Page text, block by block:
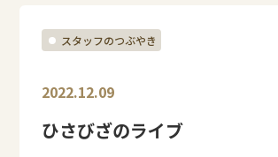
スタッフのつぶやき
2022.12.09
ひさびざのライブ